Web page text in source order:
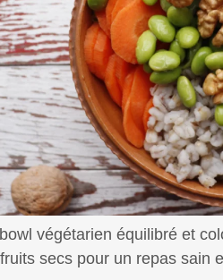
végétarien équilibré et
secs pour un repas sain